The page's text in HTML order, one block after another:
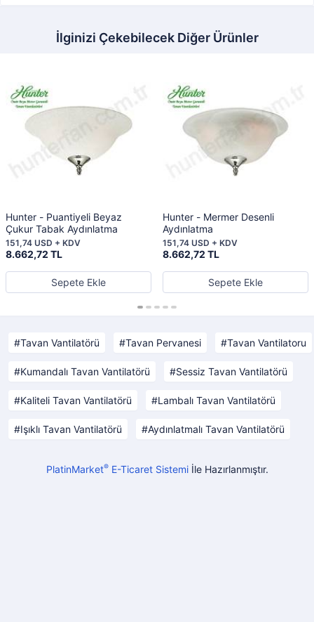
İlginizi Çekebilecek Diğer Ürünler
Hunter - Puantiyeli Beyaz
Çukur Tabak Aydınlatma
8.662,72 TL
151,74 USD + KDV
Sepete Ekle
Hunter - Mermer Desenli
Aydınlatma
8.662,72 TL
151,74 USD + KDV
Sepete Ekle
Tavan Vantilatörü Tavan Pervanesi Tavan Vantilatoru
Kumandalı Tavan Vantilatörü Sessiz Tavan Vantilatörü
Kaliteli Tavan Vantilatörü Lambalı Tavan Vantilatörü
Işıklı Tavan Vantilatörü Aydınlatmalı Tavan Vantilatörü
PlatinMarket®E-Ticaret Sistemiİle Hazırlanmıştır.